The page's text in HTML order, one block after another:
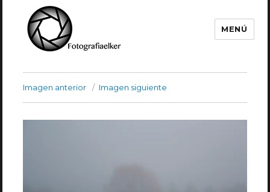
Fotografía Elker
MENÚ
Imagen anterior Imagen siguiente